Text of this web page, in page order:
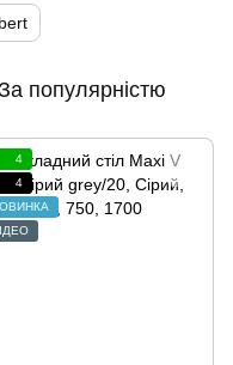
популярністю
4
4